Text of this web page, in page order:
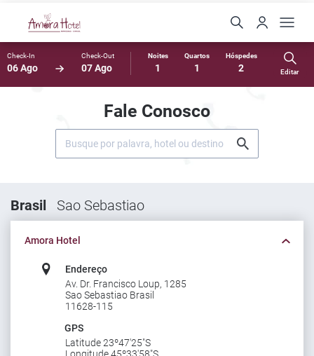
Check-In
06 Ago
Check-Out
07 Ago
Noites
1
Quartos
1
Hóspedes
2 Editar
Fale Conosco
Brasil Sao Sebastiao
Amora Hotel
Endereço
Av. Dr. Francisco Loup, 1285
Sao Sebastiao Brasil
11628-115
GPS
Latitude 23º47'25"S